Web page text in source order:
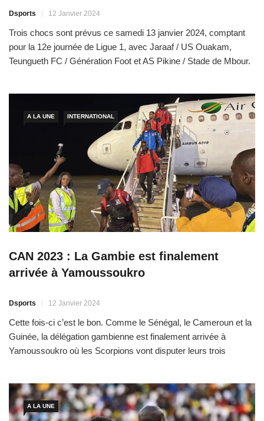
Dsports 12 Janvier 2024
Trois chocs sont prévus ce samedi 13 janvier 2024, comptant
pour la 12e journée de Ligue 1, avec Jaraaf / US Ouakam,
Teungueth FC / Génération Foot et AS Pikine / Stade de Mbour.
A LA UNE INTERNATIONAL
CAN 2023 : La Gambie est finalement
arrivée à Yamoussoukro
Dsports 12 Janvier 2024
Cette fois-ci c’est le bon. Comme le Sénégal, le Cameroun et la
Guinée, la délégation gambienne est finalement arrivée à
Yamoussoukro où les Scorpions vont disputer leurs trois
qu’elle s’était envolée pour la Côte d’Ivoire, […]
A LA UNE